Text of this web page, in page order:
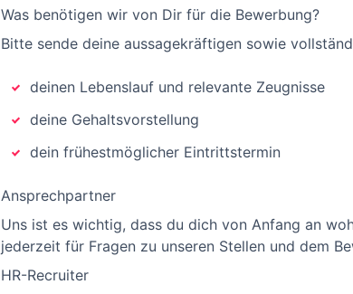
Was benötigen wir von Dir für die Bewerbung?
Bitte sende deine aussagekräftigen sowie
deinen Lebenslauf und relevante Zeugnisse
deine Gehaltsvorstellung
dein frühestmöglicher Eintrittstermin
Ansprechpartner
Uns ist es wichtig, dass du dich von Anfang an
jederzeit für Fragen zu unseren Stellen und dem
HR-Recruiter